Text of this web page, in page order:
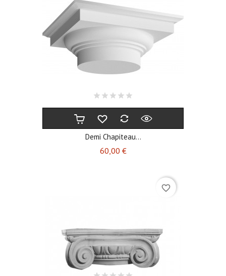
Demi Chapiteau...
60,00 €Prix
favorite_border